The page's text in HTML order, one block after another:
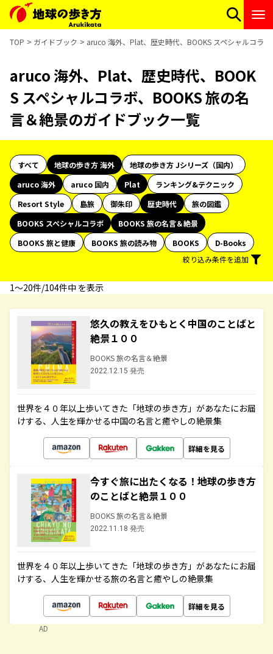
TOP ガイドブック aruco 海外、Plat、歴史時代、BOOKS スペシャルコラ
aruco 海外、Plat、歴史時代、BOOK
S スペシャルコラボ、BOOKS 旅の名
言＆絶景のガイドブック一覧
すべて 地球の歩き方 海外
地球の歩き方 Jシリーズ（国内）
aruco 海外
aruco 国内 Plat
ランキング&テクニック
Resort Style
島旅 御朱印 歴史時代
旅の図鑑
BOOKS スペシャルコラボ
BOOKS 旅の名言＆絶景
BOOKS 旅と健康
BOOKS 旅の読み物 BOOKS
D-Books
絞り込み条件を追加
1〜20件/104件中 を表示
悠久の教えをひもとく中国のことばと
絶景１００
BOOKS 旅の名言＆絶景
2022.12.15 発売
世界を４０年以上歩いてきた「地球の歩き方」があなたにお届
けする、人生を輝かせる中国の名言と癒やしの絶景集
詳細を見る
今すぐ旅に出たくなる！地球の歩き方
のことばと絶景１００
BOOKS 旅の名言＆絶景
2022.11.18 発売
世界を４０年以上歩いてきた「地球の歩き方」があなたにお届
けする、人生を輝かせる旅の名言と癒やしの絶景集
詳細を見る
AD